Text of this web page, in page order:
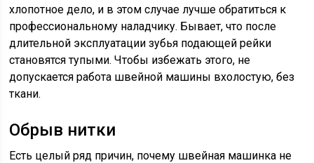
хлопотное дело, и в этом случае лучше обратиться к
профессиональному наладчику. Бывает, что после
длительной эксплуатации зубья подающей рейки
становятся тупыми. Чтобы избежать этого, не
допускается работа швейной машины вхолостую, без
ткани.
Обрыв нитки
Есть целый ряд причин, почему швейная машинка не